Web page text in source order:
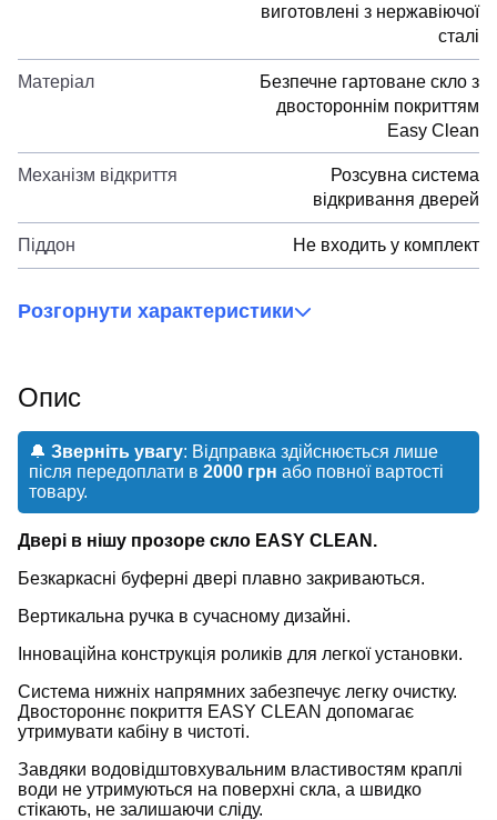
виготовлені з нержавіючої
сталі
Матеріал
Безпечне гартоване скло з
двостороннім покриттям
Easy Clean
Механізм відкриття
Розсувна система
відкривання дверей
Піддон Не входить у комплект
Розгорнути характеристики
Опис
🔔 Зверніть увагу: Відправка здійснюється лише
після передоплати в 2000 грн або повної вартості
товару.
Двері в нішу прозоре скло EASY CLEAN.
Безкаркасні буферні двері плавно закриваються.
Вертикальна ручка в сучасному дизайні.
Інноваційна конструкція роликів для легкої установки.
Система нижніх напрямних забезпечує легку очистку.
Двостороннє покриття EASY CLEAN допомагає
утримувати кабіну в чистоті.
Завдяки водовідштовхувальним властивостям краплі
води не утримуються на поверхні скла, а швидко
стікають, не залишаючи сліду.